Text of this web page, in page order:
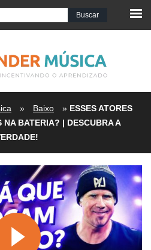
» Baixo » ESSES ATORES
NA BATERIA? | DESCUBRA A